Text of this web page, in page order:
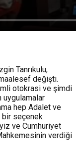
Tanrıkulu,
değişti.
otokrasi ve şimdi
uygulamalar
hep Adalet ve
bir seçenek
ve Cumhuriyet
verdiği